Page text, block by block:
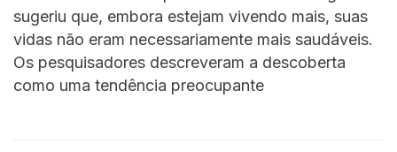
sugeriu que, embora estejam vivendo mais, suas
vidas não eram necessariamente mais saudáveis.
Os pesquisadores descreveram a descoberta
como uma tendência preocupante